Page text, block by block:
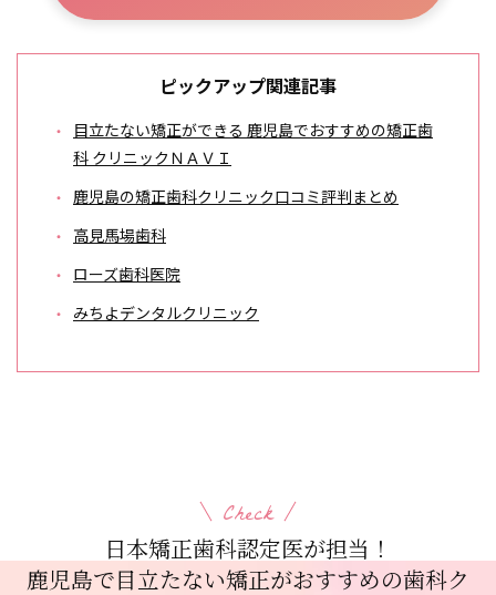
ピックアップ関連記事
目立たない矯正ができる 鹿児島でおすすめの矯正歯
科 クリニックＮＡＶＩ
鹿児島の矯正歯科クリニック口コミ評判まとめ
高見馬場歯科
ローズ歯科医院
みちよデンタルクリニック
Check
日本矯正歯科認定医が担当！
鹿児島で目立たない矯正がおすすめの歯科ク